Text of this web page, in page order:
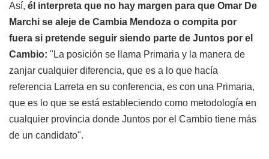
Así, él interpreta que no hay margen para que Omar De
Marchi se aleje de Cambia Mendoza o compita por
fuera si pretende seguir siendo parte de Juntos por el
Cambio: "La posición se llama Primaria y la manera de
zanjar cualquier diferencia, que es a lo que hacía
referencia Larreta en su conferencia, es con una Primaria,
que es lo que se está estableciendo como metodología en
cualquier provincia donde Juntos por el Cambio tiene más
de un candidato".